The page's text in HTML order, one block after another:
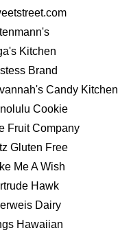
Kitchen
Brand
Candy Kitchen
Cookie
Fruit Company
Gluten Free
Me A Wish
Hawk
Dairy
Hawaiian